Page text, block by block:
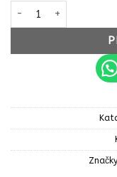
množstvo Súprava